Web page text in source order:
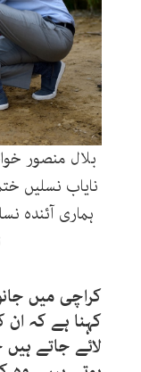
بلال منصور
نایاب نسلیں
ہماری آئندہ
کراچی میں
کہنا ہے کہ
لائے جاتے